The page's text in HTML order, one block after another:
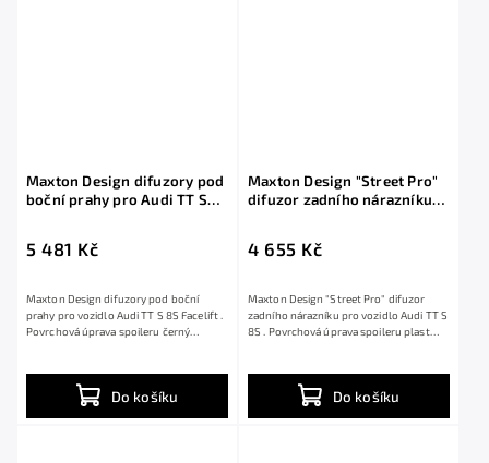
Maxton Design difuzory pod
boční prahy pro Audi TT S
5 481 Kč
Do košíku
Maxton Design difuzory pod boční
prahy pro vozidlo Audi TT S 8S Facelift .
Povrchová úprava spoileru černý
Maxton Design "Street Pro"
difuzor zadního nárazníku
4 655 Kč
Do košíku
Maxton Design "Street Pro" difuzor
zadního nárazníku pro vozidlo Audi TT S
8S . Povrchová úprava spoileru plast